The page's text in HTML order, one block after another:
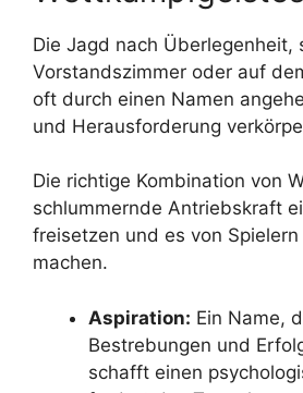
Die Jagd nach Überlegenheit,
Vorstandszimmer oder auf
oft durch einen Namen
und Herausforderung
Die richtige Kombination von
schlummernde Antriebskraft
freisetzen und es von
machen.
Aspiration: Ein Name,
Bestrebungen und
schafft einen